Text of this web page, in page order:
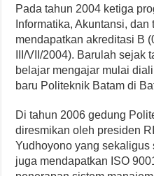
Pada tahun 2004 ketiga
Informatika, Akuntansi,
mendapatkan akreditasi B
III/VII/2004). Barulah
belajar mengajar mulai
baru Politeknik Batam di
Di tahun 2006 gedung
diresmikan oleh presiden
Yudhoyono yang
juga mendapatkan ISO